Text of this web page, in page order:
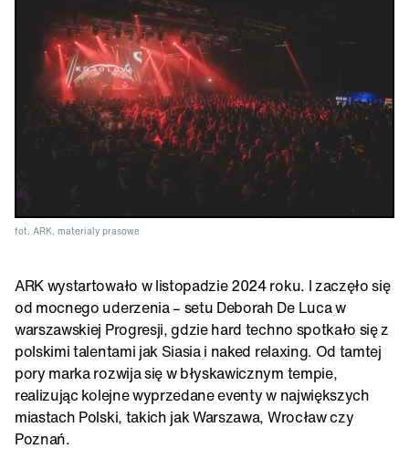
fot. ARK, materialy prasowe
ARK wystartowało w listopadzie 2024 roku. I zaczęło się
od mocnego uderzenia – setu Deborah De Luca w
warszawskiej Progresji, gdzie hard techno spotkało się z
polskimi talentami jak Siasia i naked relaxing. Od tamtej
pory marka rozwija się w błyskawicznym tempie,
realizując kolejne wyprzedane eventy w największych
miastach Polski, takich jak Warszawa, Wrocław czy
Poznań.